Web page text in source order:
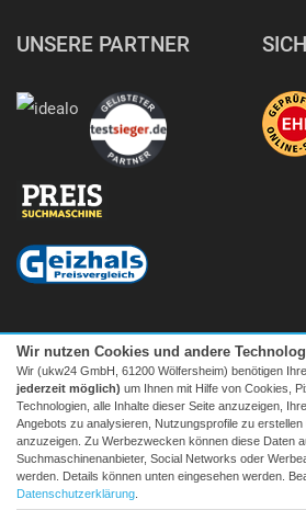
UNSERE PARTNER
Facebook| twitter
Wir nutzen Cookies und andere
Wir (ukw24 GmbH, 61200 Wölfersheim) benötigen Ihre
jederzeit möglich) um Ihnen mit Hilfe von Cookies,
Technologien, alle Inhalte dieser Seite anzuzeigen,
Angebots zu analysieren, Nutzungsprofile zu
anzuzeigen. Zu Werbezwecken können diese Daten
Suchmaschinenanbieter, Social Networks oder
werden. Details können unten eingesehen werden.
Datenschutzerklärung